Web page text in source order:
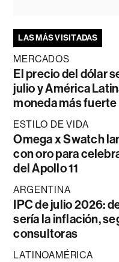
LAS MÁS VISITADAS
MERCADOS
El precio del dólar
julio y América
moneda más
ESTILO DE VIDA
Omega x Swatch
con oro para
del Apollo 11
ARGENTINA
IPC de julio 2026:
sería la inflación,
consultoras
LATINOAMÉRICA